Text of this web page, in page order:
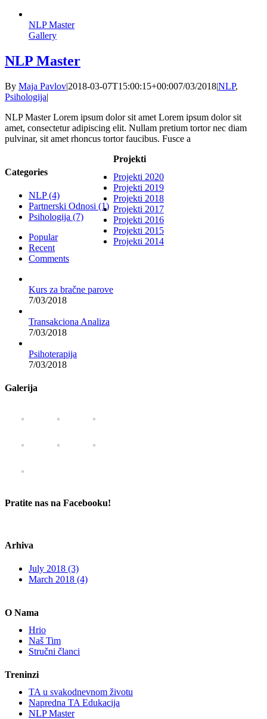
NLP Master
Gallery
NLP Master
By Maja Pavlov|2018-03-07T15:00:15+00:007/03/2018|NLP,
Psihologija|
NLP Master Lorem ipsum dolor sit amet Lorem ipsum dolor sit
amet, consectetur adipiscing elit. Nullam pretium tortor nec diam
pulvinar, sit amet rhoncus tortor faucibus. Fusce a
Categories
NLP (4)
Partnerski Odnosi (1)
Psihologija (7)
Popular
Recent
Comments
Kurs za bračne parove
7/03/2018
Transakciona Analiza
7/03/2018
Psihoterapija
7/03/2018
Galerija
Pratite nas na Facebooku!
Arhiva
July 2018 (3)
March 2018 (4)
Projekti
Projekti 2020
Projekti 2019
Projekti 2018
Projekti 2017
Projekti 2016
Projekti 2015
Projekti 2014
O Nama
Hrio
Naš Tim
Stručni članci
Treninzi
TA u svakodnevnom životu
Napredna TA Edukacija
NLP Master